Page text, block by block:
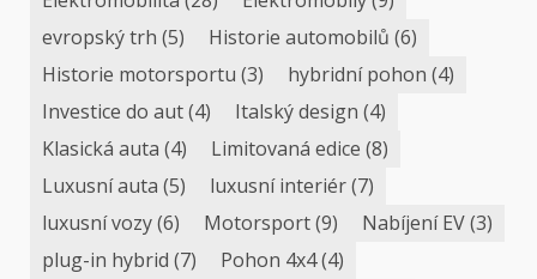
evropský trh (5) Historie automobilů (6)
Historie motorsportu (3) hybridní pohon (4)
Investice do aut(4) Italský design (4)
Klasická auta (4) Limitovaná edice (8)
Luxusní auta (5) luxusní interiér(7)
luxusní vozy(6) Motorsport(9) Nabíjení EV(3)
plug-in hybrid (7) Pohon 4x4(4)